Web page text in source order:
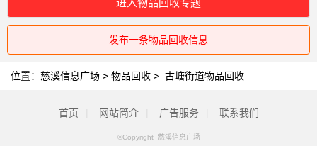
进入物品回收专题
发布一条物品回收信息
位置： 慈溪信息广场 > 物品回收 > 古塘街道物品回收
首页 网站简介 广告服务 联系我们
©Copyright 慈溪信息广场